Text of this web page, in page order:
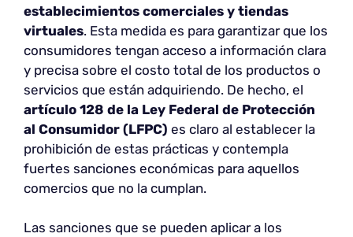
establecimientos comerciales y tiendas
virtuales. Esta medida es para garantizar que los
consumidores tengan acceso a información clara
y precisa sobre el costo total de los productos o
servicios que están adquiriendo. De hecho, el
artículo 128 de la Ley Federal de Protección
al Consumidor (LFPC) es claro al establecer la
prohibición de estas prácticas y contempla
fuertes sanciones económicas para aquellos
comercios que no la cumplan.
Las sanciones que se pueden aplicar a los